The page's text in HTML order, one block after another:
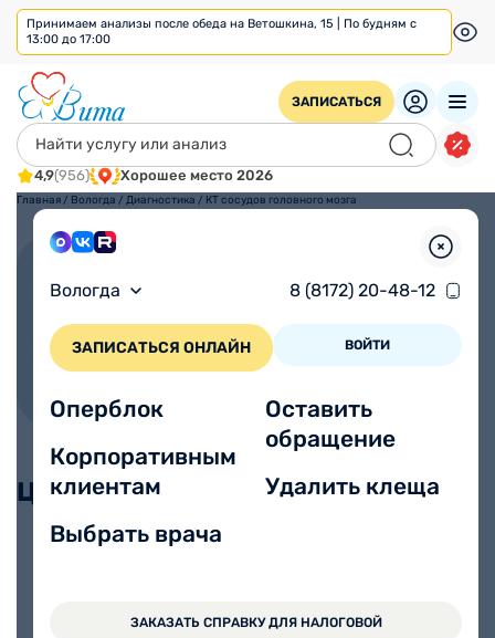
Принимаем анализы после обеда на Ветошкина, 15 | По будням с
13:00 до 17:00
ЗАПИСАТЬСЯ
4,9(956) Хорошее место 2026
Вологда 8 (8172) 20-48-12
ЗАПИСАТЬСЯ ОНЛАЙН ВОЙТИ
Оперблок
Корпоративным
клиентам
Выбрать врача
Оставить
обращение
Удалить клеща
ЗАКАЗАТЬ СПРАВКУ ДЛЯ НАЛОГОВОЙ
Главная / Вологда / Диагностика / КТ сосудов головного мозга
Цены